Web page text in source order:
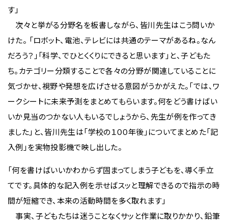
す」
次々と挙がる分野名を板書しながら、皆川先生はこう問いか
けた。 「ロボット、電池、テレビには共通のテーマがあるね。なん
だろう？」「科学、でひとくくりにできると思います」と、子どもた
ち。カテゴリー分類することで各々の分野が関連していることに
気づかせ、視野や発想を広げさせる意図がうかがえた。「では、ワ
ークシートに未来予測をまとめてもらいます。何をどう書けばい
いか見当のつかない人もいるでしょうから、先生が例を作ってき
ました」と、皆川先生は「学校の１００年後」についてまとめた「記
入例」を実物投影機で映し出した。
「何を書けばいいかわからず固まってしまう子どもを、導く手立
てです。具体的な記入例を示せばスッと理解できるので指示の時
間が短縮でき、本来の活動時間を多く取れます」
事実、子どもたちは迷うことなくサッと作業に取りかかり、鉛筆